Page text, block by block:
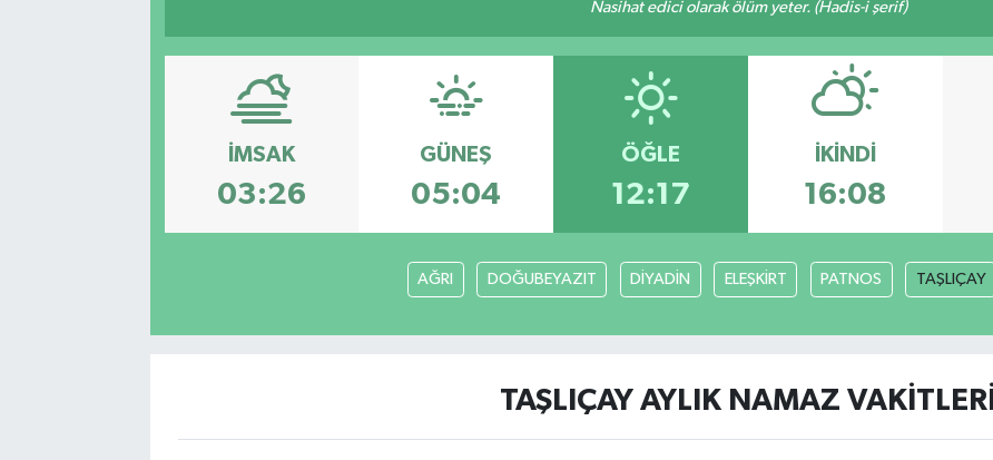
Nasihat edici olarak ölüm yeter. (Hadis-i şerif)
İMSAK
03:26
GÜNEŞ
05:04
ÖĞLE
12:17
İKINDI
16:08
AĞRI DOĞUBEYAZIT DİYADİN ELEŞKİRT PATNOS TAŞLIÇAY
TAŞLIÇAY AYLIK NAMAZ VAKITLERI